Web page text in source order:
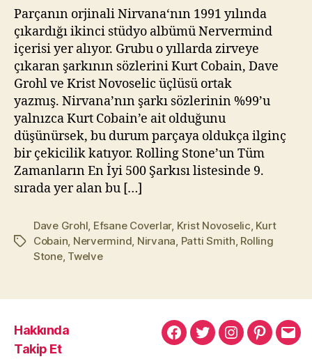
kı
m
a
z
Smells
Like
Teen
Spirit
(Efsane
#22)
Parçanın orjinali Nirvana‘nın 1991 yılında
çıkardığı ikinci stüdyo albümü Nervermind
içerisi yer alıyor. Grubu o yıllarda zirveye
çıkaran şarkının sözlerini Kurt Cobain, Dave
Grohl ve Krist Novoselic üçlüsü ortak
yazmış. Nirvana’nın şarkı sözlerinin %99’u
yalnızca Kurt Cobain’e ait olduğunu
düşünürsek, bu durum parçaya oldukça ilginç
bir çekicilik katıyor. Rolling Stone’un Tüm
Zamanların En İyi 500 Şarkısı listesinde 9.
sırada yer alan bu […]
Etiketler
Dave Grohl Efsane Coverlar, Krist Novoselic Kurt
Cobain Nervermind Nirvana Patti Smith Rolling
Stone, Twelve
Hakkında
Takip Et
MuratMuratMuratPinterest